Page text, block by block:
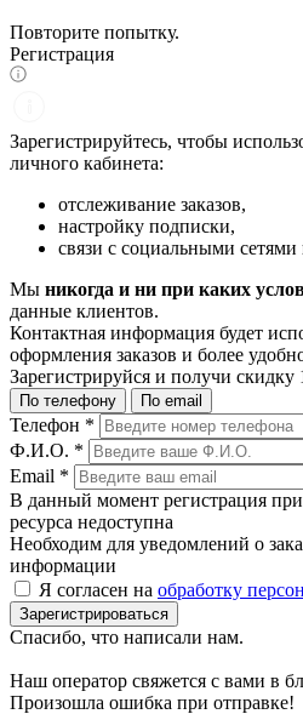
Повторите попытку.
Регистрация
Зарегистрируйтесь, чтобы
личного кабинета:
отслеживание заказов,
настройку подписки,
связи с социальными сетями
Мы никогда и ни при каких
данные клиентов.
Контактная информация будет
оформления заказов и более
Зарегистрируйся и получи скидку
По телефону По email
Телефон *
Ф.И.О. *
Email *
В данный момент регистрация
ресурса недоступна
Необходим для уведомлений о
информации
Я согласен на обработку
Зарегистрироваться
Спасибо, что написали нам.
Наш оператор свяжется с вами в
Произошла ошибка при отправке!